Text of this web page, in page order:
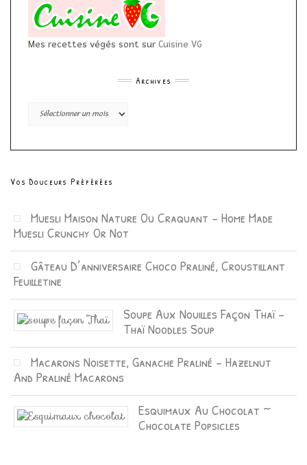
Mes recettes végés sont sur Cuisine VG
Archives
Archives
Vos Douceurs Préférées
Muesli Maison Nature Ou Craquant – Home Made
Muesli Crunchy Or Not
Gâteau D’anniversaire Choco Praliné, Croustillant
Feuilletine
Soupe Aux Nouilles Façon Thaï –
Thaï Noodles Soup
Macarons Noisette, Ganache Praliné – Hazelnut
And Praliné Macarons
Esquimaux Au Chocolat ~
Chocolate Popsicles